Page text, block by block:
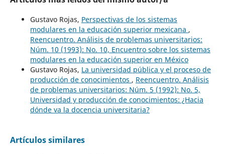
Gustavo Rojas, Perspectivas de los sistemas
modulares en la educación superior mexicana ,
Reencuentro. Análisis de problemas universitarios:
Núm. 10 (1993): No. 10, Encuentro sobre los sistemas
modulares en la educación superior en México
Gustavo Rojas, La universidad pública y el proceso de
producción de conocimientos , Reencuentro. Análisis
de problemas universitarios: Núm. 5 (1992): No. 5,
Universidad y producción de conocimientos: ¿Hacia
dónde va la docencia universitaria?
Artículos similares